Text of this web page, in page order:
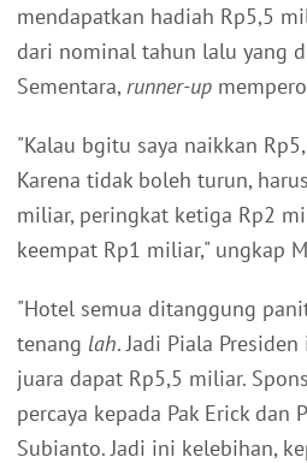
mendapatkan hadiah Rp5,5
dari nominal tahun lalu yang
Sementara, runner-up
"Kalau bgitu saya naikkan
Karena tidak boleh turun,
miliar, peringkat ketiga Rp2
keempat Rp1 miliar," ungkap
"Hotel semua ditanggung
tenang lah. Jadi Piala
juara dapat Rp5,5 miliar.
percaya kepada Pak Erick dan
Subianto. Jadi ini kelebihan,